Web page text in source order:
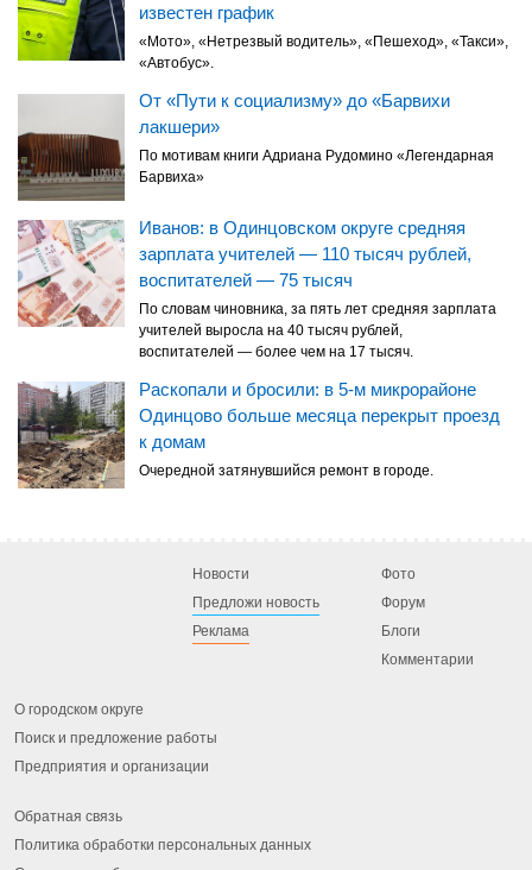
известен график
«Мото», «Нетрезвый водитель», «Пешеход», «Такси»,
«Автобус».
От «Пути к социализму» до «Барвихи
лакшери»
По мотивам книги Адриана Рудомино «Легендарная
Барвиха»
Иванов: в Одинцовском округе средняя
зарплата учителей — 110 тысяч рублей,
воспитателей — 75 тысяч
По словам чиновника, за пять лет средняя зарплата
учителей выросла на 40 тысяч рублей,
воспитателей — более чем на 17 тысяч.
Раскопали и бросили: в 5-м микрорайоне
Одинцово больше месяца перекрыт проезд
к домам
Очередной затянувшийся ремонт в городе.
Новости
Предложи новость
Реклама
Фото
Форум
Блоги
Комментарии
О городском округе
Поиск и предложение работы
Предприятия и организации
Обратная связь
Политика обработки персональных данных